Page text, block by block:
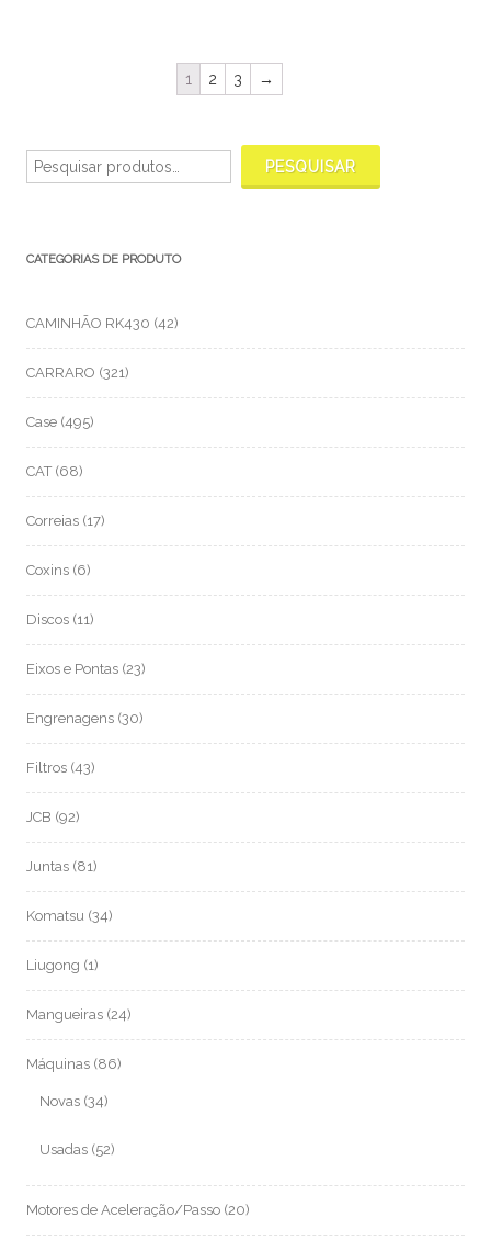
1 2 3 →
por:
PESQUISAR
CATEGORIAS DE PRODUTO
CAMINHÃO RK430 (42)
CARRARO (321)
Case (495)
CAT (68)
Correias (17)
Coxins (6)
Discos (11)
Eixos e Pontas (23)
Engrenagens (30)
Filtros (43)
JCB (92)
Juntas (81)
Komatsu (34)
Liugong (1)
Mangueiras (24)
Máquinas (86)
Novas (34)
Usadas (52)
Motores de Aceleração/Passo (20)